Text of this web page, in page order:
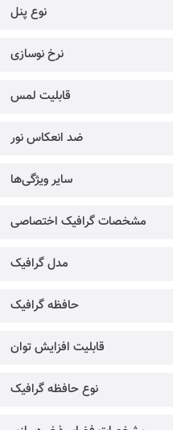
نوع پنل
نرخ نوسازی
قابلیت لمس
ضد انعکاس نور
سایر ویژگی‌ها
مشخصات گرافیک اختصاصی
مدل گرافیک
حافظه گرافیک
قابلیت افزایش توان
نوع حافظه گرافیک